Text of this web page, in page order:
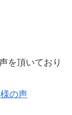
を頂いており
の声